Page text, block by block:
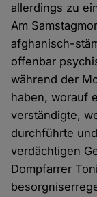
allerdings zu
Am
afghanisch-
offenbar
während der
haben, worauf
verständigte,
durchführte
verdächtigen
Dompfarrer